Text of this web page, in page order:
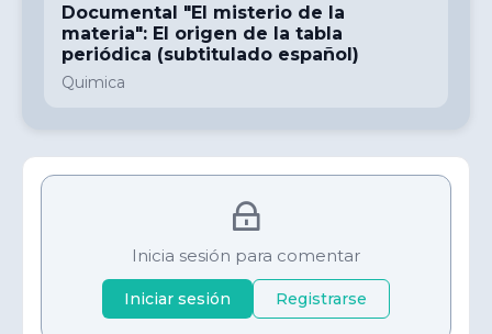
Documental "El misterio de la
materia": El origen de la tabla
periódica (subtitulado español)
Quimica
Inicia sesión para comentar
Iniciar sesión Registrarse